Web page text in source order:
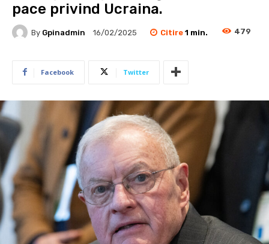
pace privind Ucraina.
By Gpinadmin 16/02/2025 Citire 1 min. 479
Facebook Twitter